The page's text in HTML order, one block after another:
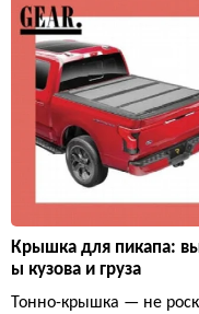
Крышка для пикапа:
ы кузова и груза
Тонно-крышка — не